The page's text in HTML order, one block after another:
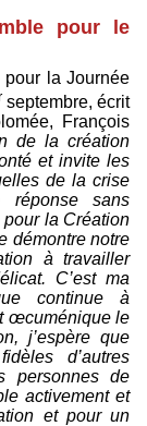
pour le
pour la Journée
septembre, écrit
François
de la création
et invite les
de la crise
réponse sans
la Création
démontre notre
à travailler
C’est ma
continue à
œcuménique le
j’espère que
d’autres
personnes de
activement et
et pour un